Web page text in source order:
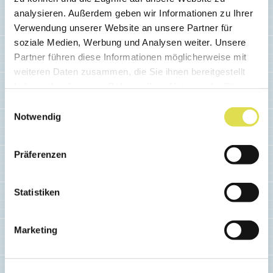
analysieren. Außerdem geben wir Informationen zu Ihrer
Verwendung unserer Website an unsere Partner für
soziale Medien, Werbung und Analysen weiter. Unsere
Partner führen diese Informationen möglicherweise mit
weiteren Daten zusammen, die Sie ihnen bereitgestellt
Notwendig
Präferenzen
Statistiken
Marketing
Ähnliche Artikel
Gentechnische Methoden –